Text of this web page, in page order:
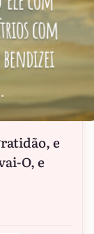
e
O, e